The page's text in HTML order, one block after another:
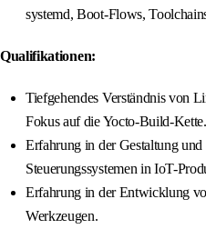
systemd, Boot-Flows,
Qualifikationen:
Tiefgehendes Verständnis von
Fokus auf die Yocto-Build-Kette.
Erfahrung in der Gestaltung
Steuerungssystemen in IoT-
Erfahrung in der Entwicklung
Werkzeugen.